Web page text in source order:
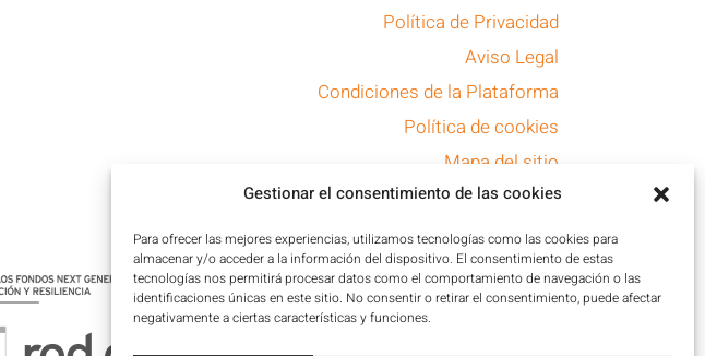
Gestionar el consentimiento de las cookies
Para ofrecer las mejores experiencias, utilizamos tecnologías como las cookies para
almacenar y/o acceder a la información del dispositivo. El consentimiento de estas
tecnologías nos permitirá procesar datos como el comportamiento de navegación o las
identificaciones únicas en este sitio. No consentir o retirar el consentimiento, puede afectar
negativamente a ciertas características y funciones.
Política de Privacidad
Aviso Legal
Condiciones de la Plataforma
Política de cookies
Mapa del sitio
Accesibilidad